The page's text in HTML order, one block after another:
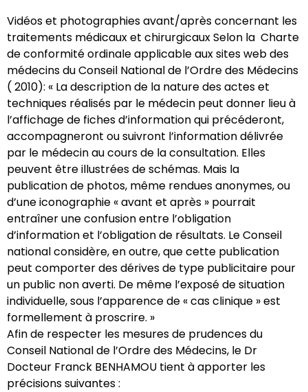
Vidéos et photographies avant/après concernant les
traitements médicaux et chirurgicaux Selon la Charte
de conformité ordinale applicable aux sites web des
médecins du Conseil National de l’Ordre des Médecins
( 2010): « La description de la nature des actes et
techniques réalisés par le médecin peut donner lieu à
l’affichage de fiches d’information qui précéderont,
accompagneront ou suivront l’information délivrée
par le médecin au cours de la consultation. Elles
peuvent être illustrées de schémas. Mais la
publication de photos, même rendues anonymes, ou
d’une iconographie « avant et après » pourrait
entraîner une confusion entre l’obligation
d’information et l’obligation de résultats. Le Conseil
national considère, en outre, que cette publication
peut comporter des dérives de type publicitaire pour
un public non averti. De même l’exposé de situation
individuelle, sous l’apparence de « cas clinique » est
formellement à proscrire. »
Afin de respecter les mesures de prudences du
Conseil National de l’Ordre des Médecins, le Dr
Docteur Franck BENHAMOU tient à apporter les
précisions suivantes :